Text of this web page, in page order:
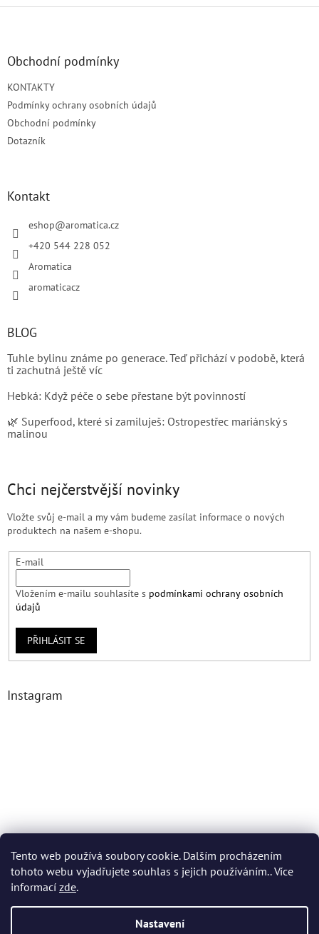
Tento web používá soubory cookie. Dalším procházením
tohoto webu vyjadřujete souhlas s jejich používáním.. Více
informací zde.
Nastavení
Z
Obchodní podmínky
KONTAKTY
Podmínky ochrany osobních údajů
Obchodní podmínky
Dotazník
Kontakt
eshop@aromatica.cz
+420 544 228 052
Aromatica
aromaticacz
BLOG
Tuhle bylinu známe po generace. Teď přichází v podobě, která
ti zachutná ještě víc
Hebká: Když péče o sebe přestane být povinností
🌿 Superfood, které si zamiluješ: Ostropestřec mariánský s
malinou
Chci nejčerstvější novinky
Vložte svůj e-mail a my vám budeme zasílat informace o nových
produktech na našem e-shopu.
E-mail
Vložením e-mailu souhlasíte s podmínkami ochrany osobních
údajů
PŘIHLÁSIT SE
Instagram
Sledovat na Instagramu
Vytvořil Shoptet Premium